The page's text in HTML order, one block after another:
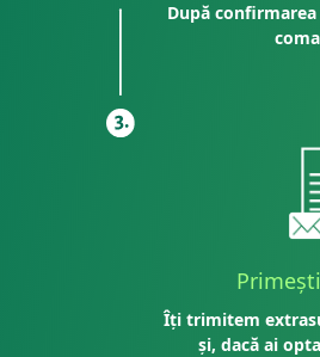
După
Îți trimitem
și, dacă ai